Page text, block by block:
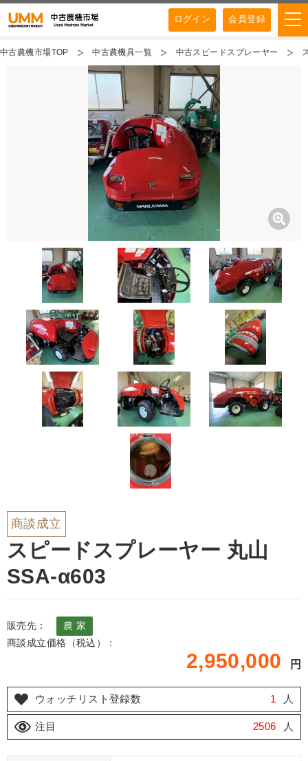
ログイン 会員登録
中古農機市場TOP 中古農機具一覧 中古スピードスプレーヤー
商談成立
スピードスプレーヤー 丸山
SSA-α603
販売先：
農 家
商談成立価格（税込）：
2,950,000 円
ウォッチリスト登録数 1 人
注目 2506 人